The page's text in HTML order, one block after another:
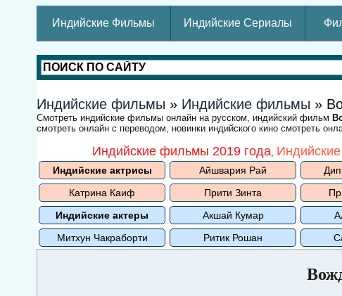
Индийские Фильмы Индийские Сериалы
Индийские фильмы » Индийские фильмы »
Смотреть индийские фильмы онлайн на русском, индийский фильм
смотреть онлайн с переводом, новинки индийского кино смотреть
Индийские фильмы 2019 года,
Индийские актрисы Айшвария Рай
Катрина Каиф
Прити Зинта
Индийские актеры
Акшай Кумар
Митхун Чакраборти
Ритик Рошан